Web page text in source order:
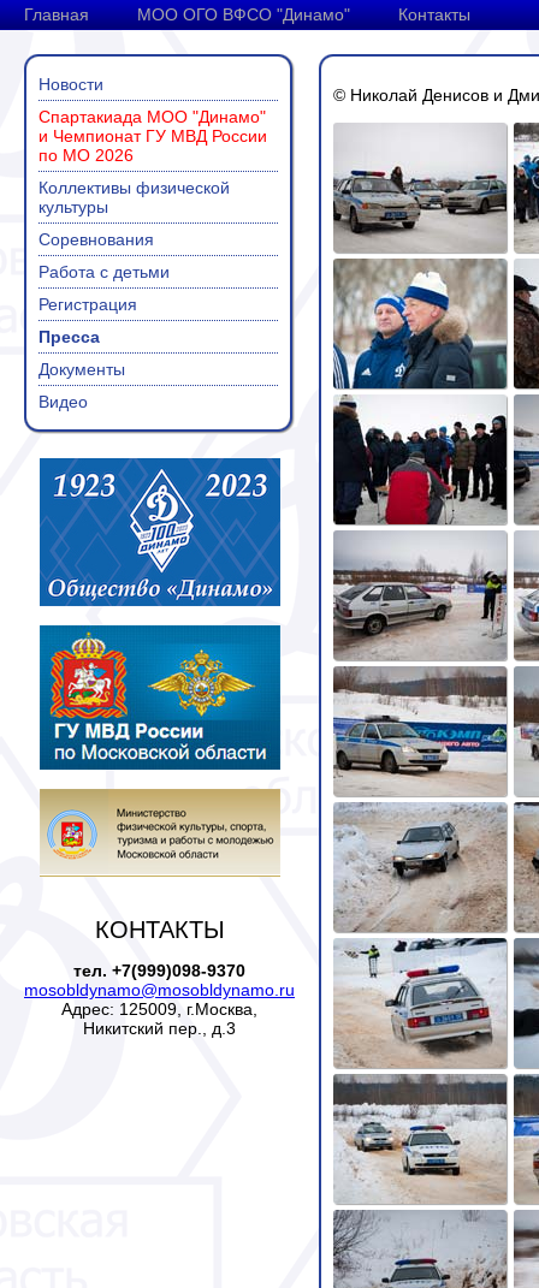
Главная МОО ОГО ВФСО "Динамо" Контакты
Новости
Спартакиада МОО "Динамо"
и Чемпионат ГУ МВД России
по МО 2026
Коллективы физической
культуры
Соревнования
Работа с детьми
Регистрация
Пресса
Документы
Видео
КОНТАКТЫ
тел. +7(999)098-9370
mosobldynamo@mosobldynamo.ru
Адрес: 125009, г.Москва,
Никитский пер., д.3
© Николай Денисов и